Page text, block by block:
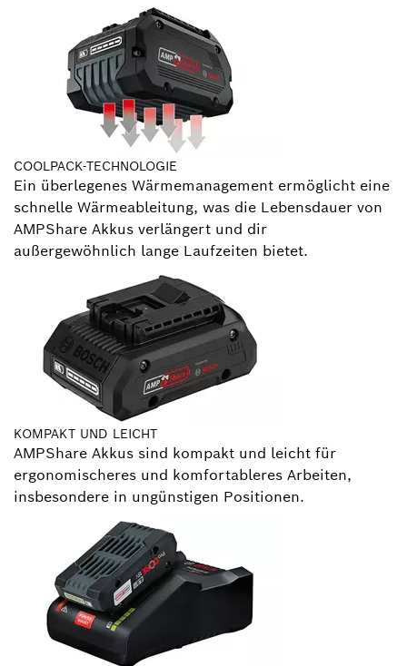
COOLPACK-TECHNOLOGIE
Ein überlegenes Wärmemanagement ermöglicht eine
schnelle Wärmeableitung, was die Lebensdauer von
AMPShare Akkus verlängert und dir
außergewöhnlich lange Laufzeiten bietet.
KOMPAKT UND LEICHT
AMPShare Akkus sind kompakt und leicht für
ergonomischeres und komfortableres Arbeiten,
insbesondere in ungünstigen Positionen.